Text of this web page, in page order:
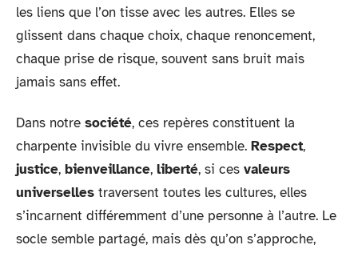
les liens que l’on tisse avec les autres. Elles se
glissent dans chaque choix, chaque renoncement,
chaque prise de risque, souvent sans bruit mais
jamais sans effet.
Dans notre société, ces repères constituent la
charpente invisible du vivre ensemble. Respect,
justice, bienveillance, liberté, si ces valeurs
universelles traversent toutes les cultures, elles
s’incarnent différemment d’une personne à l’autre. Le
socle semble partagé, mais dès qu’on s’approche,